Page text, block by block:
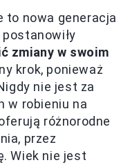
to nowa generacja
zmiany w swoim
krok, ponieważ
nie jest za
w robieniu na
różnorodne
przez
Wiek nie jest